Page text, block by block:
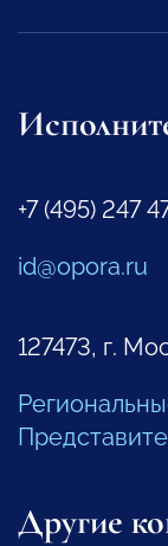
+7 (495) 247
id@opora.ru
127473, г.
Другие